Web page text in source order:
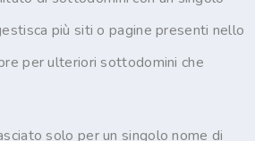
più siti o pagine presenti nello
per ulteriori sottodomini che
solo per un singolo nome di